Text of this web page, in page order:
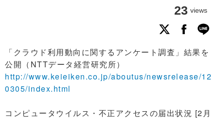
23 views
「クラウド利用動向に関するアンケート調査」結果を
公開（NTTデータ経営研究所）
http://www.keieiken.co.jp/aboutus/newsrelease/12
0305/index.html
コンピュータウイルス・不正アクセスの届出状況 [2月